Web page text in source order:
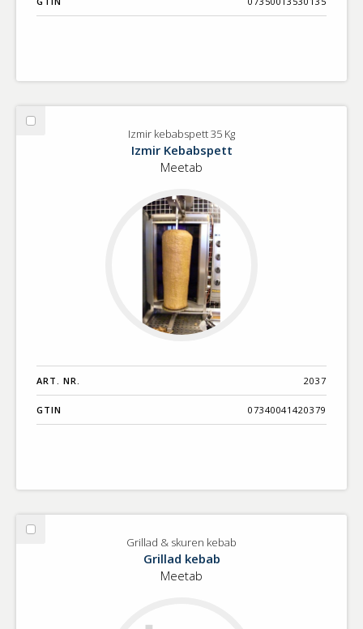
Välj
Izmir kebabspett 35 Kg
Izmir Kebabspett
Meetab
ART. NR. 2037
GTIN 07340041420379
Välj
Grillad & skuren kebab
Grillad kebab
Meetab